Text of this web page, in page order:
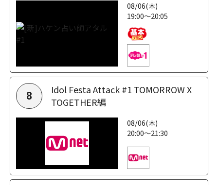
08/06(木)
19:00～20:05
8
Idol Festa Attack #1 TOMORROW X
TOGETHER編
08/06(木)
20:00～21:30